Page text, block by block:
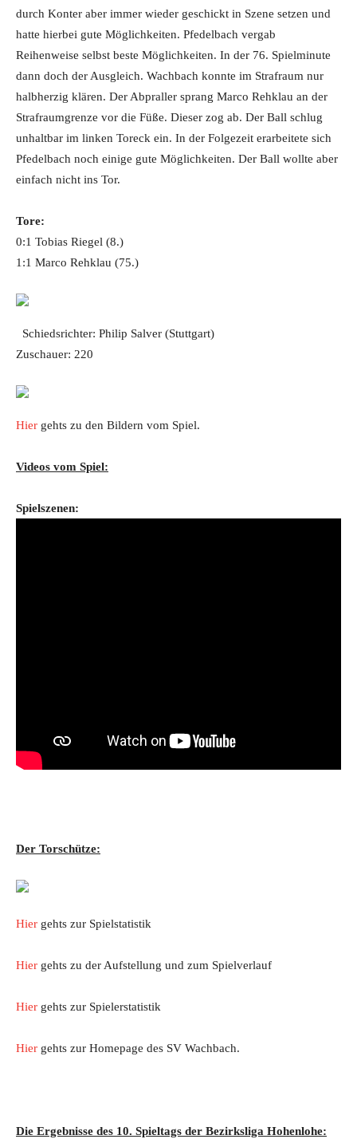
durch Konter aber immer wieder geschickt in Szene setzen und
hatte hierbei gute Möglichkeiten. Pfedelbach vergab
Reihenweise selbst beste Möglichkeiten. In der 76. Spielminute
dann doch der Ausgleich. Wachbach konnte im Strafraum nur
halbherzig klären. Der Abpraller sprang Marco Rehklau an der
Strafraumgrenze vor die Füße. Dieser zog ab. Der Ball schlug
unhaltbar im linken Toreck ein. In der Folgezeit erarbeitete sich
Pfedelbach noch einige gute Möglichkeiten. Der Ball wollte aber
einfach nicht ins Tor.
Tore:
0:1 Tobias Riegel (8.)
1:1 Marco Rehklau (75.)
Schiedsrichter: Philip Salver (Stuttgart)
Zuschauer: 220
Hier gehts zu den Bildern vom Spiel.
Videos vom Spiel:
Spielszenen:
Der Torschütze:
Hier gehts zur Spielstatistik
Hier gehts zu der Aufstellung und zum Spielverlauf
Hier gehts zur Spielerstatistik
Hier gehts zur Homepage des SV Wachbach.
Die Ergebnisse des 10. Spieltags der Bezirksliga Hohenlohe: